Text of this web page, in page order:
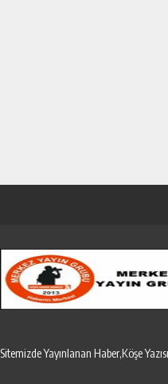
Sitemizde Yayınlanan Haber,Köşe